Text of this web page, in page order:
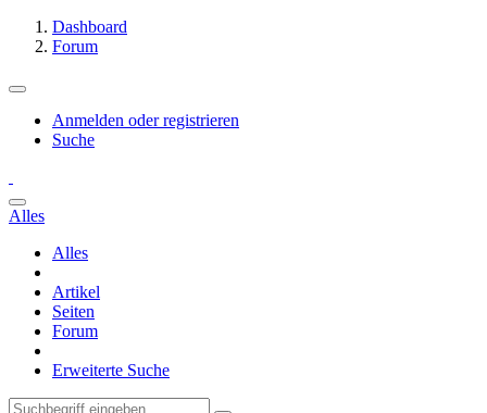
Dashboard
Forum
Anmelden oder registrieren
Suche
Alles
Alles
Artikel
Seiten
Forum
Erweiterte Suche